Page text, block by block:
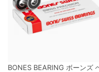
BONES BEARING ボーンズ